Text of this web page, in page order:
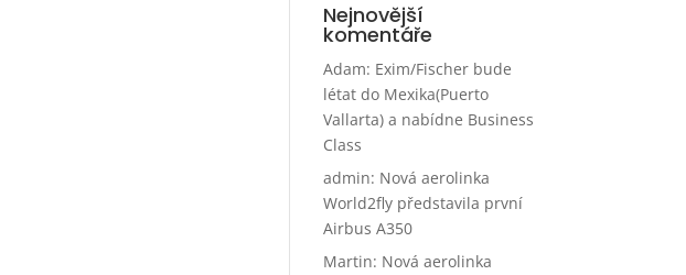
Nejnovější
komentáře
Adam: Exim/Fischer bude
létat do Mexika(Puerto
Vallarta) a nabídne Business
Class
admin: Nová aerolinka
World2fly představila první
Airbus A350
Martin: Nová aerolinka